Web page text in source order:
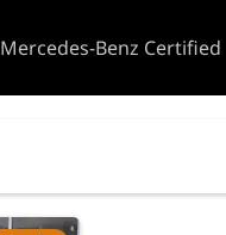
Mercedes-Benz Certified